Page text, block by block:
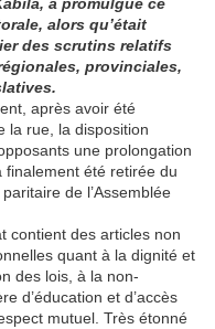
alors qu’était
des scrutins relatifs
provinciales,
après avoir été
la rue, la disposition
une prolongation
été retirée du
de l’Assemblée
contient des articles non
quant à la dignité et
des lois, à la non-
d’éducation et d’accès
mutuel. Très étonné